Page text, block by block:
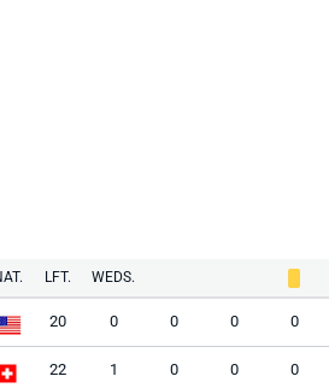
LFT. WEDS.
20 0 0 0 0
22 1 0 0 0